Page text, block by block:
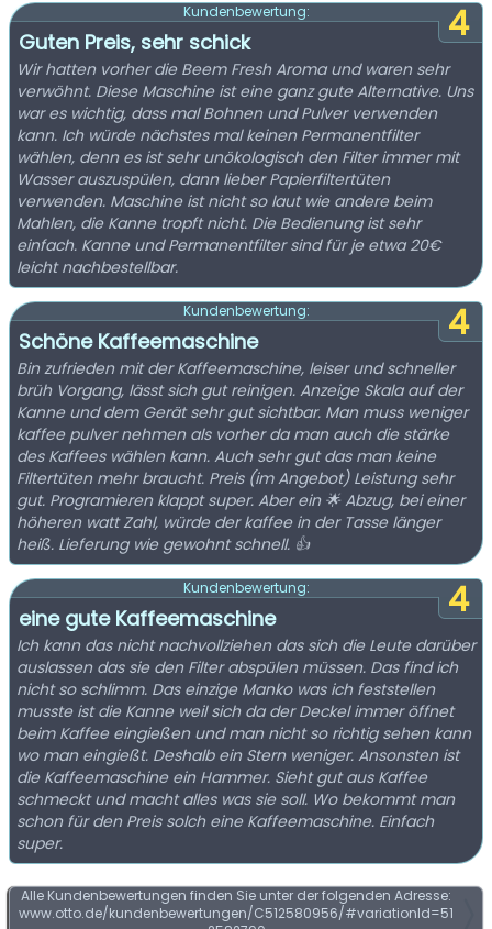
4
Kundenbewertung:
Guten Preis, sehr schick
Wir hatten vorher die Beem Fresh Aroma und waren sehr
verwöhnt. Diese Maschine ist eine ganz gute Alternative. Uns
war es wichtig, dass mal Bohnen und Pulver verwenden
kann. Ich würde nächstes mal keinen Permanentfilter
wählen, denn es ist sehr unökologisch den Filter immer mit
Wasser auszuspülen, dann lieber Papierfiltertüten
verwenden. Maschine ist nicht so laut wie andere beim
Mahlen, die Kanne tropft nicht. Die Bedienung ist sehr
einfach. Kanne und Permanentfilter sind für je etwa 20€
leicht nachbestellbar.
4
Kundenbewertung:
Schöne Kaffeemaschine
Bin zufrieden mit der Kaffeemaschine, leiser und schneller
brüh Vorgang, lässt sich gut reinigen. Anzeige Skala auf der
Kanne und dem Gerät sehr gut sichtbar. Man muss weniger
kaffee pulver nehmen als vorher da man auch die stärke
des Kaffees wählen kann. Auch sehr gut das man keine
Filtertüten mehr braucht. Preis (im Angebot) Leistung sehr
gut. Programieren klappt super. Aber ein 🌟 Abzug, bei einer
höheren watt Zahl, würde der kaffee in der Tasse länger
heiß. Lieferung wie gewohnt schnell. 👍
4
Kundenbewertung:
eine gute Kaffeemaschine
Ich kann das nicht nachvollziehen das sich die Leute darüber
auslassen das sie den Filter abspülen müssen. Das find ich
nicht so schlimm. Das einzige Manko was ich feststellen
musste ist die Kanne weil sich da der Deckel immer öffnet
beim Kaffee eingießen und man nicht so richtig sehen kann
wo man eingießt. Deshalb ein Stern weniger. Ansonsten ist
die Kaffeemaschine ein Hammer. Sieht gut aus Kaffee
schmeckt und macht alles was sie soll. Wo bekommt man
schon für den Preis solch eine Kaffeemaschine. Einfach
super.
Alle Kundenbewertungen finden Sie unter der folgenden Adresse:
www.otto.de/kundenbewertungen/C512580956/#variationId=51